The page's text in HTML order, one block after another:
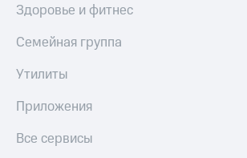
Здоровье и фитнес
Семейная группа
Утилиты
Приложения
Все сервисы